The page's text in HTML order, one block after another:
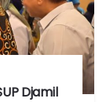
Djamil